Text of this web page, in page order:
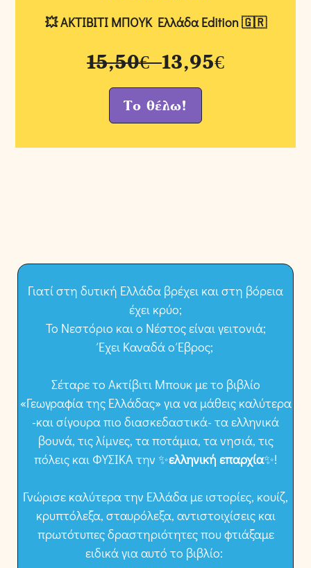
💥ΑΚΤΙΒΙΤΙ ΜΠΟΥΚ Ελλάδα Edition 🇬🇷
15,50€ 13,95€
Το θέλω!
Γιατί στη δυτική Ελλάδα βρέχει και στη βόρεια
έχει κρύο;
Το Νεστόριο και ο Νέστος είναι γειτονιά;
Έχει Καναδά ο Έβρος;
Σέταρε το Ακτίβιτι Μπουκ με το βιβλίο
«Γεωγραφία της Ελλάδας» για να μάθεις καλύτερα
-και σίγουρα πιο διασκεδαστικά- τα ελληνικά
βουνά, τις λίμνες, τα ποτάμια, τα νησιά, τις
πόλεις και ΦΥΣΙΚΑ την ✨ελληνική επαρχία✨!
Γνώρισε καλύτερα την Ελλάδα με ιστορίες, κουίζ,
κρυπτόλεξα, σταυρόλεξα, αντιστοιχίσεις και
πρωτότυπες δραστηριότητες που φτιάξαμε
ειδικά για αυτό το βιβλίο: